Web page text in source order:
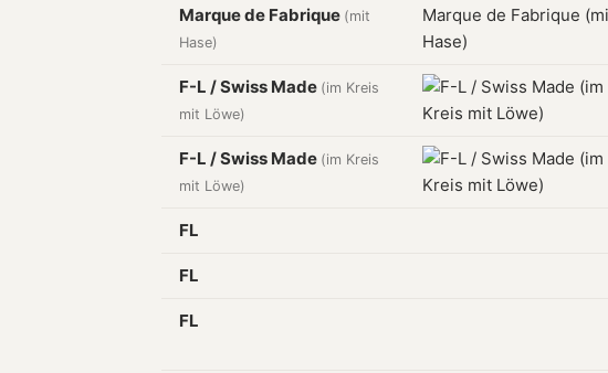
Marque de Fabrique (mit
Hase)
F-L / Swiss Made (im Kreis
mit Löwe)
F-L / Swiss Made (im Kreis
mit Löwe)
FL
FL
FL